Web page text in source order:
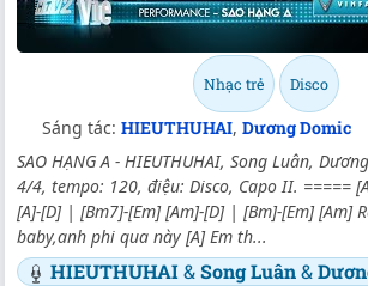
Nhạc trẻ Disco
Sáng tác: HIEUTHUHAI, Dương Domic
SAO HẠNG A - HIEUTHUHAI, Song Luân,
4/4, tempo: 120, điệu: Disco, Capo II. =====
[A]-[D] | [Bm7]-[Em] [Am]-[D] | [Bm]-[Em] [Am]
baby,anh phi qua này [A] Em th...
HIEUTHUHAI&Song Luân&